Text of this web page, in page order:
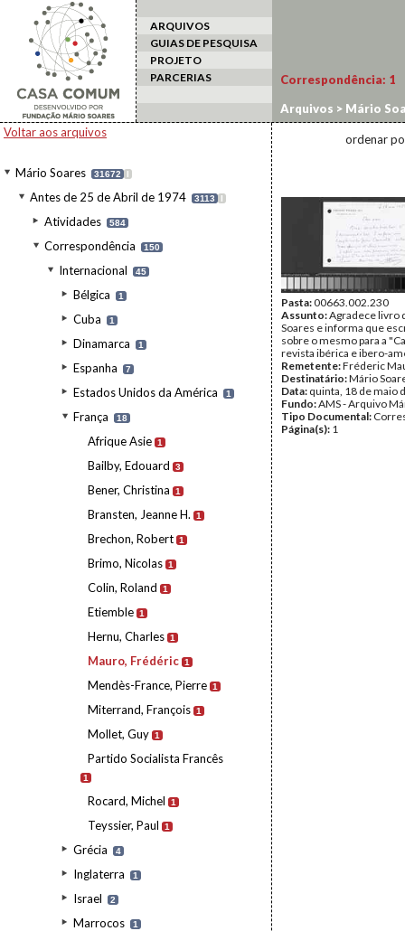
ARQUIVOS
GUIAS DE PESQUISA
PROJETO
PARCERIAS
Voltar aos arquivos
Mário Soares 31672 I
Antes de 25 de Abril de 1974 3113 I
Atividades 584
Correspondência 150
Internacional 45
Bélgica 1
Cuba 1
Dinamarca 1
Espanha 7
Estados Unidos da América 1
França 18
Afrique Asie 1
Bailby, Edouard 3
Bener, Christina 1
Bransten, Jeanne H. 1
Brechon, Robert 1
Brimo, Nicolas 1
Colin, Roland 1
Etiemble 1
Hernu, Charles 1
Mauro, Frédéric 1
Mendès-France, Pierre 1
Miterrand, François 1
Mollet, Guy 1
Partido Socialista Francês
1
Rocard, Michel 1
Teyssier, Paul 1
Grécia 4
Inglaterra 1
Israel 2
Marrocos 1
Correspondência: 1
Arquivos > Mário
Mauro, Frédéric
ordenar
Pasta:00663.002.230
Assunto:Agradece livro
Soares e informa que
sobre o mesmo para a
revista ibérica e ibero-
Remetente:Fréderic
Destinatário:Mário
Data: quinta, 18 de maio
Fundo:AMS - Arquivo
Tipo Documental:
Página(s): 1